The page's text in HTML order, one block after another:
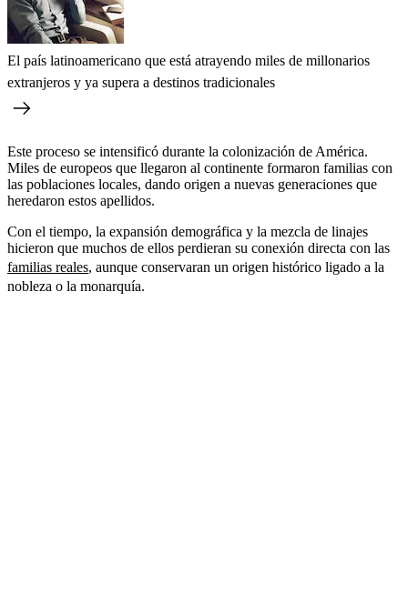
El país latinoamericano que está atrayendo miles de millonarios
extranjeros y ya supera a destinos tradicionales
Este proceso se intensificó durante la colonización de América.
Miles de europeos que llegaron al continente formaron familias con
las poblaciones locales, dando origen a nuevas generaciones que
heredaron estos apellidos.
Con el tiempo, la expansión demográfica y la mezcla de linajes
hicieron que muchos de ellos perdieran su conexión directa con las
familias reales, aunque conservaran un origen histórico ligado a la
nobleza o la monarquía.